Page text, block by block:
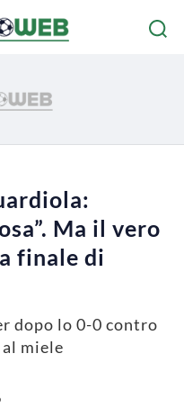
Ma il vero
finale di
dopo lo 0-0 contro
miele